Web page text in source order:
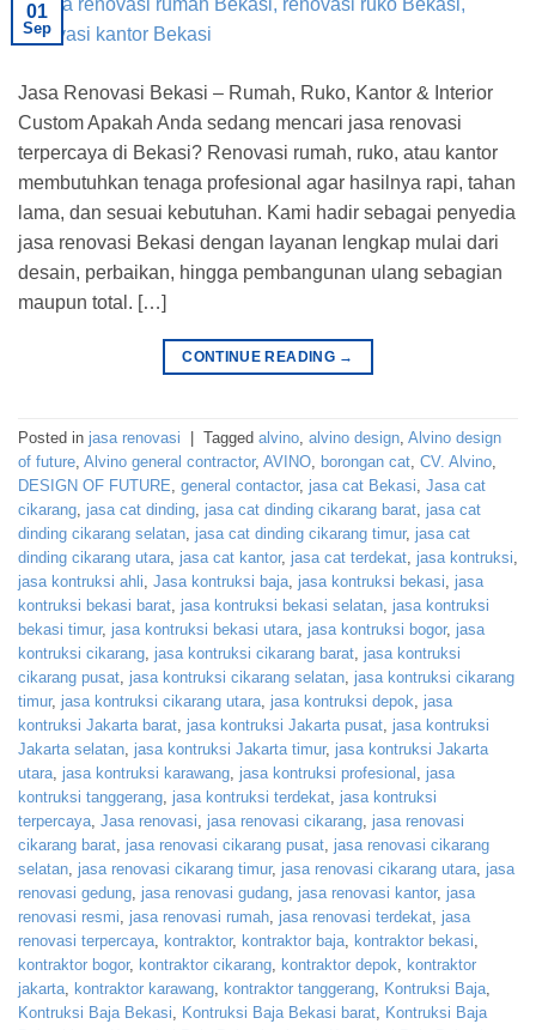
01
Sep
Jasa Renovasi Bekasi – Rumah, Ruko, Kantor & Interior
Custom Apakah Anda sedang mencari jasa renovasi
terpercaya di Bekasi? Renovasi rumah, ruko, atau kantor
membutuhkan tenaga profesional agar hasilnya rapi, tahan
lama, dan sesuai kebutuhan. Kami hadir sebagai penyedia
jasa renovasi Bekasi dengan layanan lengkap mulai dari
desain, perbaikan, hingga pembangunan ulang sebagian
maupun total. […]
CONTINUE READING →
Posted in jasa renovasi Tagged alvino, alvino design, Alvino design
of future, Alvino general contractor, AVINO, borongan cat, CV. Alvino,
DESIGN OF FUTURE, general contactor, jasa cat Bekasi, Jasa cat
cikarang, jasa cat dinding, jasa cat dinding cikarang barat, jasa cat
dinding cikarang selatan, jasa cat dinding cikarang timur, jasa cat
dinding cikarang utara, jasa cat kantor, jasa cat terdekat, jasa kontruksi,
jasa kontruksi ahli, Jasa kontruksi baja, jasa kontruksi bekasi, jasa
kontruksi bekasi barat, jasa kontruksi bekasi selatan, jasa kontruksi
bekasi timur, jasa kontruksi bekasi utara, jasa kontruksi bogor, jasa
kontruksi cikarang, jasa kontruksi cikarang barat, jasa kontruksi
cikarang pusat, jasa kontruksi cikarang selatan, jasa kontruksi cikarang
timur, jasa kontruksi cikarang utara, jasa kontruksi depok, jasa
kontruksi Jakarta barat, jasa kontruksi Jakarta pusat, jasa kontruksi
Jakarta selatan, jasa kontruksi Jakarta timur, jasa kontruksi Jakarta
utara, jasa kontruksi karawang, jasa kontruksi profesional , jasa
kontruksi tanggerang, jasa kontruksi terdekat, jasa kontruksi
terpercaya, Jasa renovasi, jasa renovasi cikarang, jasa renovasi
cikarang barat, jasa renovasi cikarang pusat, jasa renovasi cikarang
selatan, jasa renovasi cikarang timur, jasa renovasi cikarang utara, jasa
renovasi gedung, jasa renovasi gudang, jasa renovasi kantor, jasa
renovasi resmi, jasa renovasi rumah, jasa renovasi terdekat, jasa
renovasi terpercaya, kontraktor, kontraktor baja, kontraktor bekasi,
kontraktor bogor, kontraktor cikarang, kontraktor depok, kontraktor
jakarta, kontraktor karawang, kontraktor tanggerang, Kontruksi Baja,
Kontruksi Baja Bekasi, Kontruksi Baja Bekasi barat, Kontruksi Baja